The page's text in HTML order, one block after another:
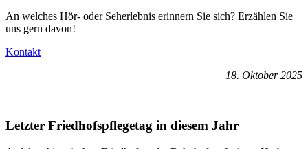
An welches Hör- oder Seherlebnis erinnern Sie sich? Erzählen Sie
uns gern davon!
Kontakt
18. Oktober 2025
Letzter Friedhofspflegetag in diesem Jahr